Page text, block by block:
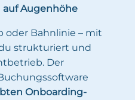
auf Augenhöhe
oder Bahnlinie – mit
strukturiert und
Der
Onboarding-